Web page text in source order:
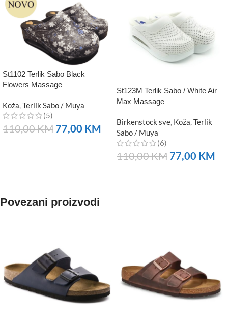
St1102 Terlik Sabo Black
Flowers Massage
Koža,Terlik Sabo / Muya
(5)
110,00KM 77,00 KM
St123M Terlik Sabo / White Air
Max Massage
Birkenstock sve, Koža,Terlik
Sabo / Muya
(6)
110,00KM 77,00 KM
Povezani proizvodi